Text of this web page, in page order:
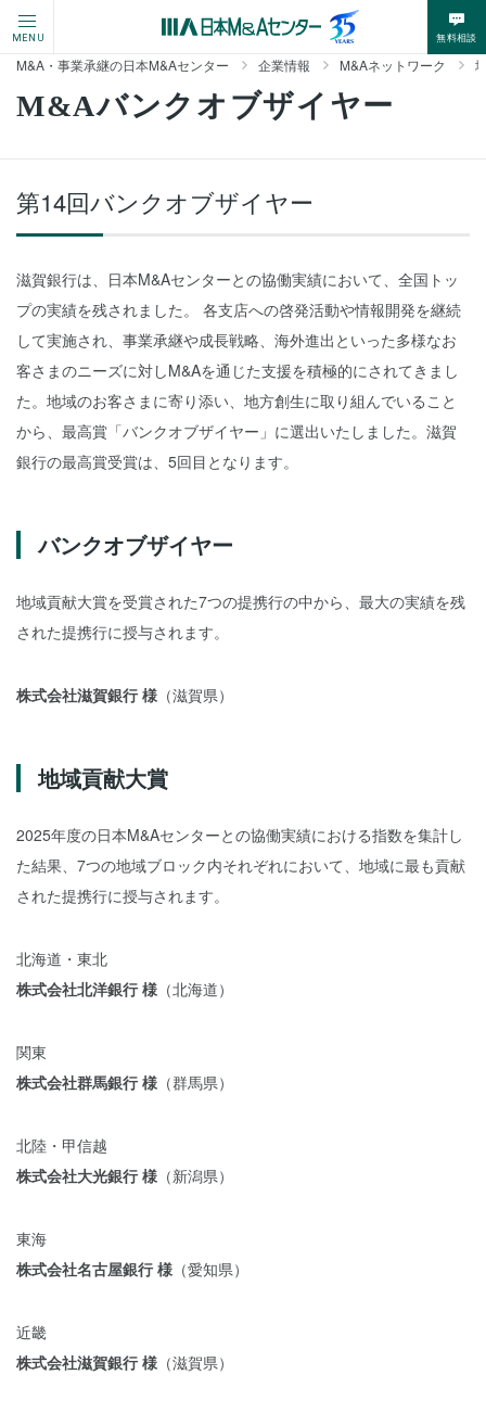
MENU 無料相談
M&A・事業承継の日本M&Aセンター 企業情報 M&Aネットワーク
M&Aバンクオブザイヤー
第14回バンクオブザイヤー
滋賀銀行は、日本M&Aセンターとの協働実績において、全国トッ
プの実績を残されました。 各支店への啓発活動や情報開発を継続
して実施され、事業承継や成長戦略、海外進出といった多様なお
客さまのニーズに対しM&Aを通じた支援を積極的にされてきまし
た。地域のお客さまに寄り添い、地方創生に取り組んでいること
から、最高賞「バンクオブザイヤー」に選出いたしました。滋賀
銀行の最高賞受賞は、5回目となります。
バンクオブザイヤー
地域貢献大賞を受賞された7つの提携行の中から、最大の実績を残
された提携行に授与されます。
株式会社滋賀銀行 様 （滋賀県）
地域貢献大賞
2025年度の日本M&Aセンターとの協働実績における指数を集計し
た結果、7つの地域ブロック内それぞれにおいて、地域に最も貢献
された提携行に授与されます。
北海道・東北
株式会社北洋銀行 様 （北海道）
関東
株式会社群馬銀行 様 （群馬県）
北陸・甲信越
株式会社大光銀行 様 （新潟県）
東海
株式会社名古屋銀行 様 （愛知県）
近畿
株式会社滋賀銀行 様 （滋賀県）